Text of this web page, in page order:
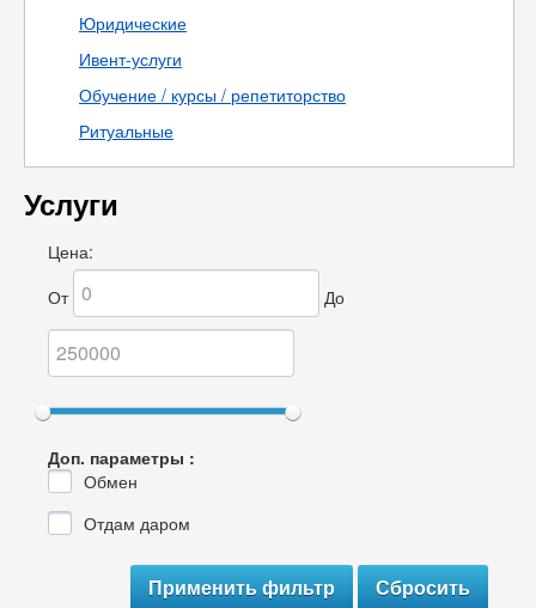
Юридические
Ивент-услуги
Обучение / курсы / репетиторство
Ритуальные
Услуги
Цена:
От
До
Доп. параметры :
Обмен
Отдам даром